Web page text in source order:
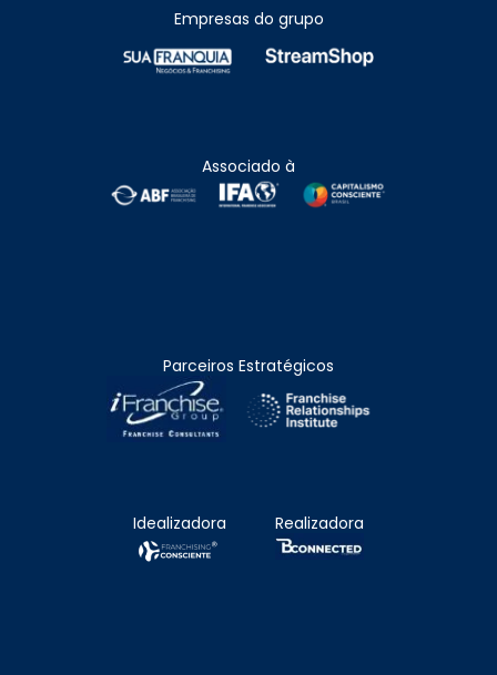
Empresas do grupo
Associado à
Parceiros Estratégicos
Idealizadora Realizadora